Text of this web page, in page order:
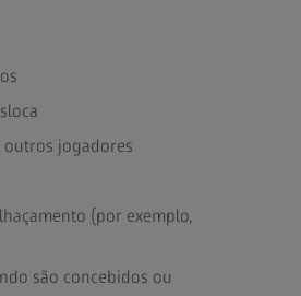
outros jogadores
(por exemplo,
são concebidos ou